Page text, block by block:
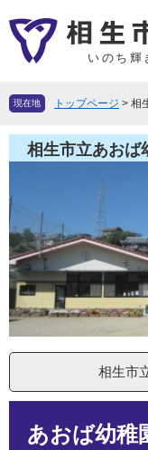
ー
先
す
ニ
を
し
本
文
へ
いのち輝
現在地 トップページ > 相
相生市立あおば
相生市
あおば幼稚